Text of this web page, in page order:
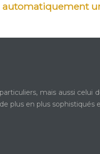
mais aussi celui
plus en plus